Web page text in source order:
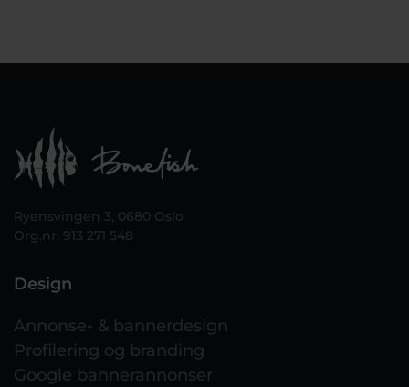
Ryensvingen 3, 0680 Oslo
Org.nr. 913 271 548
Design
Annonse- & bannerdesign
Profilering og branding
Google bannerannonser